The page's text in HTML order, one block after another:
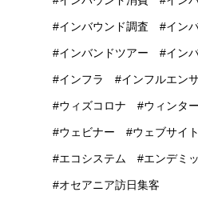
インバウンド調査 イン
インバンドツアー イン
インフラ インフルエン
ウィズコロナ ウィンタ
ウェビナー ウェブサイ
エコシステム エンデミ
オセアニア訪日集客